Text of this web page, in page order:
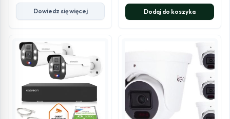
Dowiedz się więcej Dodaj do koszyka